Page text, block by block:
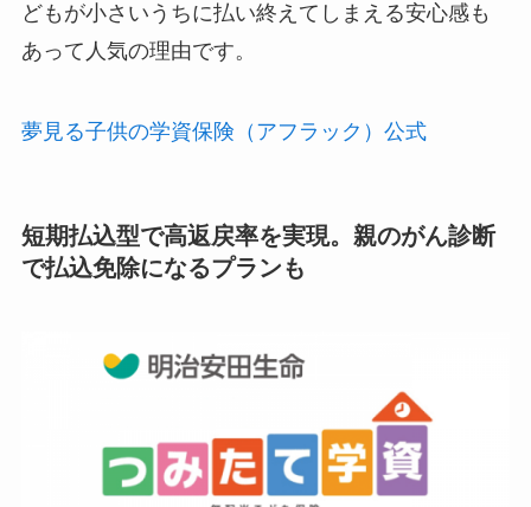
どもが小さいうちに払い終えてしまえる安心感も
あって人気の理由です。
夢見る子供の学資保険（アフラック）公式
短期払込型で高返戻率を実現。親のがん診断
で払込免除になるプランも